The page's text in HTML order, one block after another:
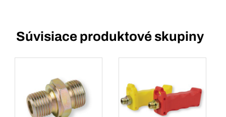
Súvisiace produktové skupiny